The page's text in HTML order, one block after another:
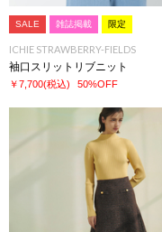
SALE 雑誌掲載 限定
ICHIE STRAWBERRY-FIELDS
袖口スリットリブニット
￥7,700(税込) 50%OFF